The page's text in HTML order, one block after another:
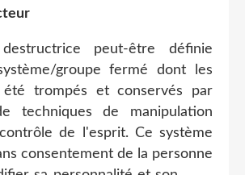
peut-être définie
groupe fermé dont les
trompés et conservés par
techniques de manipulation
de l'esprit. Ce système
consentement de la personne